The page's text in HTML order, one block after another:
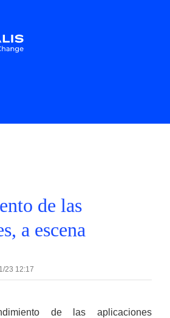
de las
a escena
23 12:17
de las aplicaciones